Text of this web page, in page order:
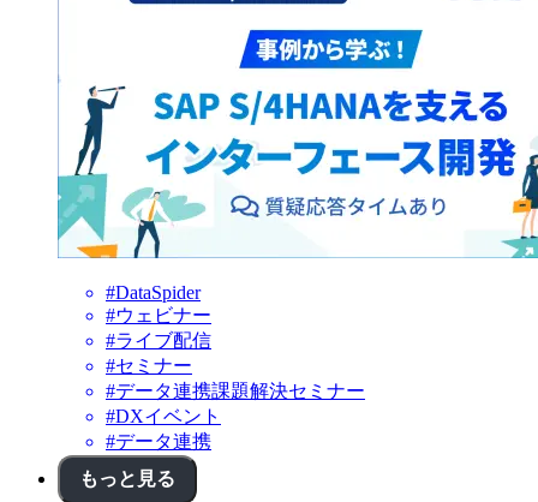
#DataSpider
#ウェビナー
#ライブ配信
#セミナー
#データ連携課題解決セミナー
#DXイベント
#データ連携
もっと見る